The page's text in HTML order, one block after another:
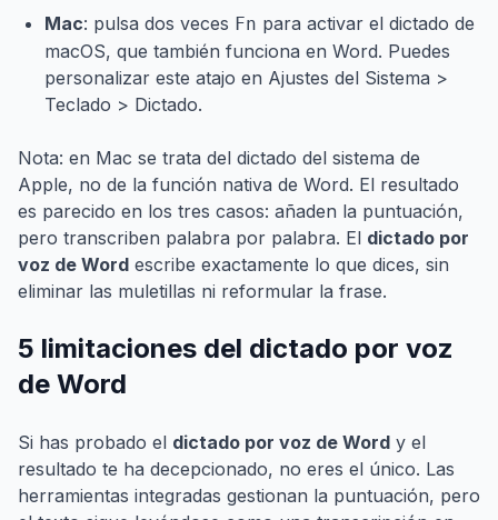
Mac: pulsa dos veces Fn para activar el dictado de
macOS, que también funciona en Word. Puedes
personalizar este atajo en Ajustes del Sistema >
Teclado > Dictado.
Nota: en Mac se trata del dictado del sistema de
Apple, no de la función nativa de Word. El resultado
es parecido en los tres casos: añaden la puntuación,
pero transcriben palabra por palabra. El dictado por
voz de Word escribe exactamente lo que dices, sin
eliminar las muletillas ni reformular la frase.
5 limitaciones del dictado por voz
de Word
Si has probado el dictado por voz de Word y el
resultado te ha decepcionado, no eres el único. Las
herramientas integradas gestionan la puntuación, pero